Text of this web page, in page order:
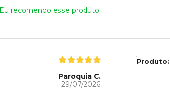
Eu recomendo esse produto.
Paroquia C.
29/07/2026
Produto: